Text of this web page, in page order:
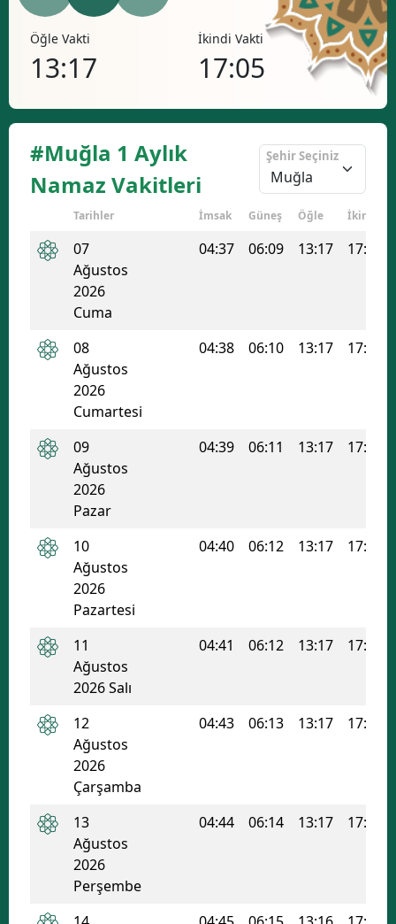
Bilecik
Bolu
Burdur
Denizli
Elazığ
Giresun
Mersin
Öğle Vakti
13:17
İkindi Vakti
17:05
#Muğla 1 Aylık
Namaz Vakitleri
Şehir Seçiniz
Tarihler İmsak Güneş Öğle İkindi
07
Ağustos
2026
Cuma
04:37 06:09 13:17 17:05
08
Ağustos
2026
Cumartesi
04:38 06:10 13:17 17:04
09
Ağustos
2026
Pazar
04:39 06:11 13:17 17:04
10
Ağustos
2026
Pazartesi
04:40 06:12 13:17 17:03
11
Ağustos
2026 Salı
04:41 06:12 13:17 17:03
12
Ağustos
2026
Çarşamba
04:43 06:13 13:17 17:03
13
Ağustos
2026
Perşembe
04:44 06:14 13:17 17:02